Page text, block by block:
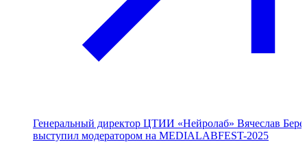
Генеральный директор ЦТИИ «Нейролаб» Вячеслав
выступил модератором на MEDIALABFEST-2025